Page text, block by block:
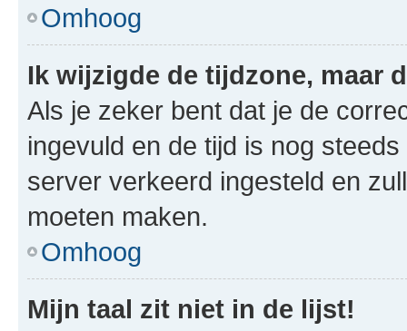
Omhoog
Ik wijzigde de tijdzone, maar
Als je zeker bent dat je de
ingevuld en de tijd is nog
server verkeerd ingesteld en
moeten maken.
Omhoog
Mijn taal zit niet in de lijst!